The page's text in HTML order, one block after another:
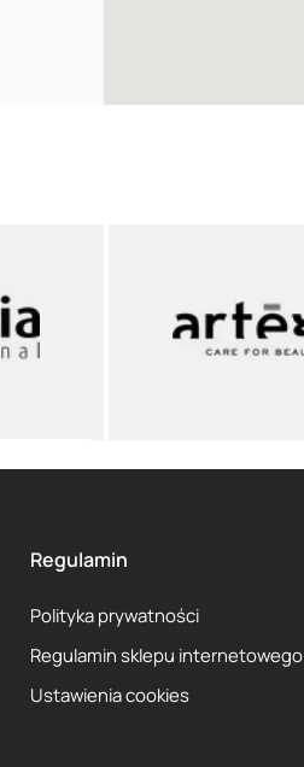
Regulamin
Polityka prywatności
Regulamin sklepu internetowego
Ustawienia cookies